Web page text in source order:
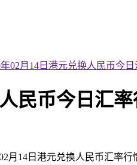
年02月14日港元兑换人民币今
民币今日汇
月14日港元兑换人民币汇率行